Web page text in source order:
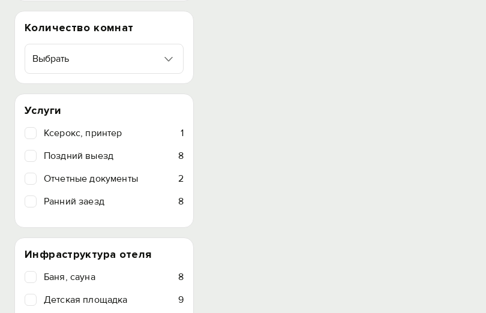
Количество комнат
Выбрать
Услуги
Ксерокс, принтер
1
Поздний выезд
8
Отчетные документы
2
Ранний заезд
8
Инфраструктура отеля
Баня, сауна
8
Детская площадка
9